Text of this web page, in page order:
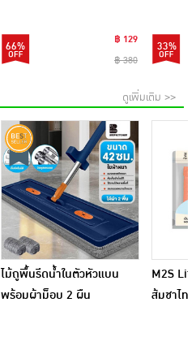
66%
฿ 129
฿ 380
33%
ดูเพิ่มเติม >>
ไม้ถูพื้นรีดน้ำในตัวหัวแบน
พร้อมผ้าม็อบ 2 ผืน
M2S
ส้มชาไท